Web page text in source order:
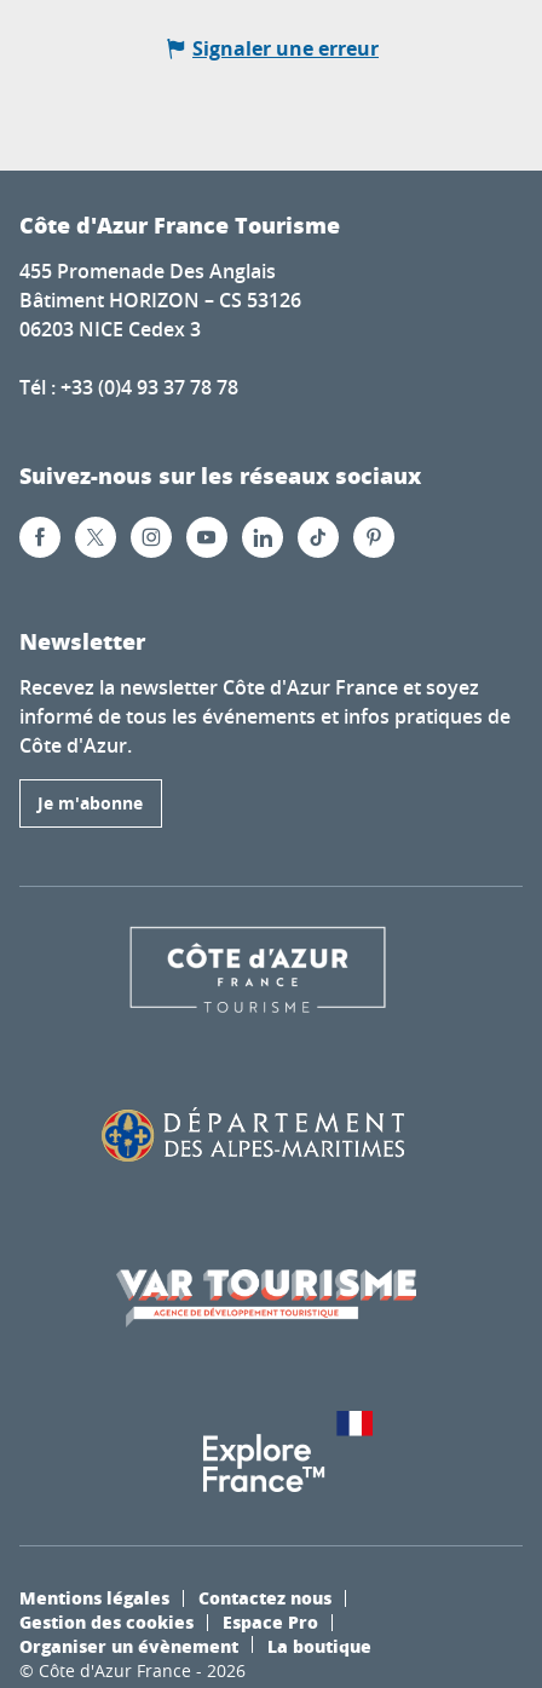
Signaler une erreur
Côte d'Azur France Tourisme
455 Promenade Des Anglais
Bâtiment HORIZON – CS 53126
06203 NICE Cedex 3
Tél : +33 (0)4 93 37 78 78
Suivez-nous sur les réseaux sociaux
Newsletter
Recevez la newsletter Côte d'Azur France et soyez
informé de tous les événements et infos pratiques de
Côte d'Azur.
Je m'abonne
© Côte d'Azur France - 2026
Mentions légales
Contactez nous
Gestion des cookies
Espace Pro
Organiser un évènement
La boutique